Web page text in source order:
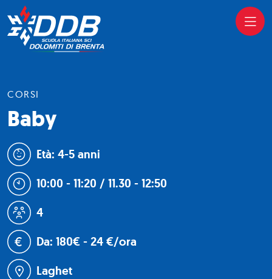
Baby
CORSI
Età: 4-5 anni
10:00 - 11:20 / 11.30 - 12:50
4
Da: 180€ - 24 €/ora
Laghet